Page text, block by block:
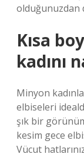
olduğunuzdan
Kısa
kadını
Minyon
elbiseleri
şık bir
kesim gece
Vücut